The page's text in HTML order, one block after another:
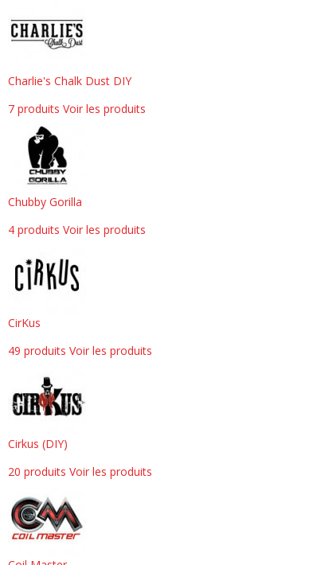
Charlie's Chalk Dust DIY
7 produits Voir les produits
Chubby Gorilla
4 produits Voir les produits
CirKus
49 produits Voir les produits
Cirkus (DIY)
20 produits Voir les produits